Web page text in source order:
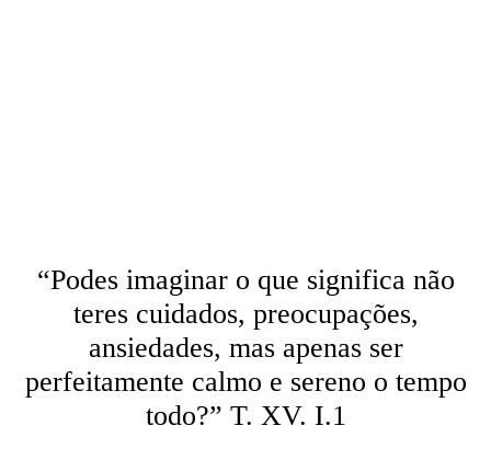
“Podes imaginar o que significa não
teres cuidados, preocupações,
ansiedades, mas apenas ser
perfeitamente calmo e sereno o tempo
todo?” T. XV. I.1